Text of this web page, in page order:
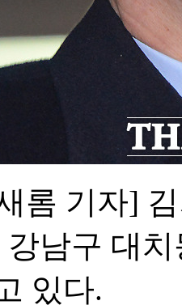
롬 기자]
남구 대
있다.